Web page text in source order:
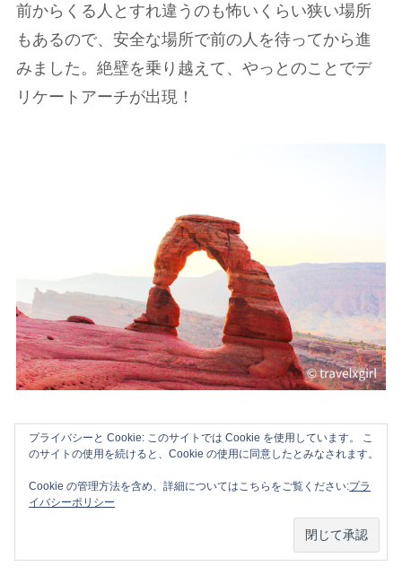
前からくる人とすれ違うのも怖いくらい狭い場所
もあるので、安全な場所で前の人を待ってから進
みました。絶壁を乗り越えて、やっとのことでデ
リケートアーチが出現！
このエリアも手すりなどはもちろんなく、すべっ
がすくんでしまい…滑り落ちたりするのが怖く
て、アーチの真下までは行きませんでした。
プライバシーと Cookie: このサイトでは Cookie を使用しています。 こ
のサイトの使用を続けると、Cookie の使用に同意したとみなされます。
Cookie の管理方法を含め、詳細についてはこちらをご覧ください:プラ
イバシーポリシー